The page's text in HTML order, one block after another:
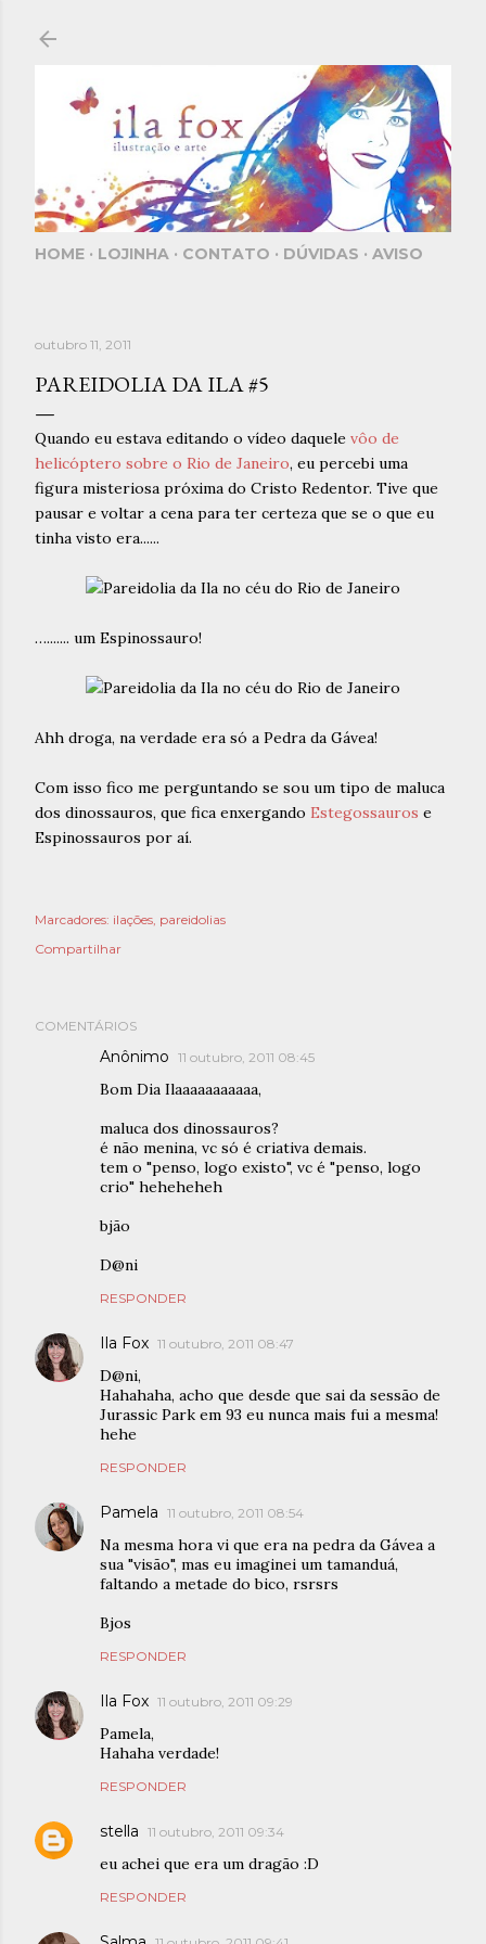
HOME LOJINHA CONTATO DÚVIDAS AVISO
outubro 11, 2011
PAREIDOLIA DA ILA #5
Quando eu estava editando o vídeo daquele vôo de
helicóptero sobre o Rio de Janeiro, eu percebi uma
figura misteriosa próxima do Cristo Redentor. Tive que
pausar e voltar a cena para ter certeza que se o que eu
tinha visto era......
…....... um Espinossauro!
Ahh droga, na verdade era só a Pedra da Gávea!
Com isso fico me perguntando se sou um tipo de maluca
dos dinossauros, que fica enxergando Estegossauros e
Espinossauros por aí.
Marcadores: ilações pareidolias
Compartilhar
COMENTÁRIOS
Anônimo 11 outubro, 2011 08:45
Bom Dia Ilaaaaaaaaaaa,
maluca dos dinossauros?
é não menina, vc só é criativa demais.
tem o "penso, logo existo", vc é "penso, logo
crio" heheheheh
bjão
D@ni
RESPONDER
Ila Fox 11 outubro, 2011 08:47
D@ni,
Hahahaha, acho que desde que sai da sessão de
Jurassic Park em 93 eu nunca mais fui a mesma!
hehe
RESPONDER
Pamela 11 outubro, 2011 08:54
Na mesma hora vi que era na pedra da Gávea a
sua "visão", mas eu imaginei um tamanduá,
faltando a metade do bico, rsrsrs
Bjos
RESPONDER
Ila Fox 11 outubro, 2011 09:29
Pamela,
Hahaha verdade!
RESPONDER
stella 11 outubro, 2011 09:34
eu achei que era um dragão :D
RESPONDER